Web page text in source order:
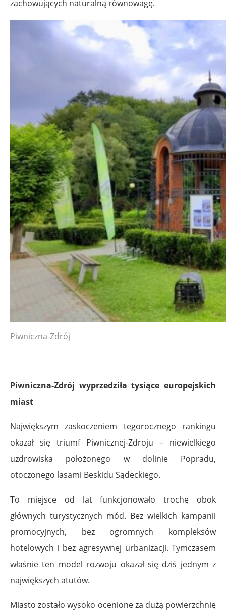
zachowujących naturalną równowagę.
Piwniczna-Zdrój
Piwniczna-Zdrój wyprzedziła tysiące europejskich
miast
Największym zaskoczeniem tegorocznego rankingu
okazał się triumf Piwnicznej-Zdroju – niewielkiego
uzdrowiska położonego w dolinie Popradu,
otoczonego lasami Beskidu Sądeckiego.
To miejsce od lat funkcjonowało trochę obok
głównych turystycznych mód. Bez wielkich kampanii
promocyjnych, bez ogromnych kompleksów
hotelowych i bez agresywnej urbanizacji. Tymczasem
właśnie ten model rozwoju okazał się dziś jednym z
największych atutów.
Miasto zostało wysoko ocenione za dużą powierzchnię